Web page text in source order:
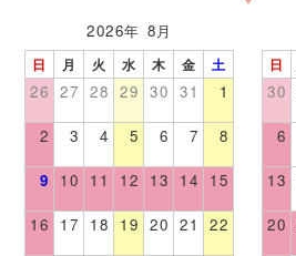
2026年 8月
日 月 火 水 木 金 土
26 27 28 29 30 31 1
2 3 4 5 6 7 8
9 10 11 12 13 14 15
16 17 18 19 20 21 22
日
30
6
13
20